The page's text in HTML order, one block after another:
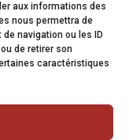
aux informations des
nous permettra de
navigation ou les ID
de retirer son
caractéristiques